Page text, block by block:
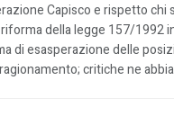
Capisco e rispetto chi
della legge 157/1992
di esasperazione delle
critiche ne